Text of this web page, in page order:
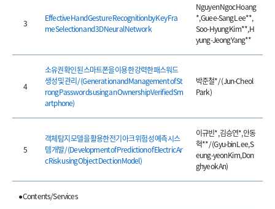
3
Effective Hand Gesture Recognition by Key Fra
me Selection and 3D Neural Network
Nguyen Ngoc Hoang
*, Guee-Sang Lee**,
Soo-Hyung Kim**, H
yung-Jeong Yang**
4
소유권 확인된 스마트폰을 이용한 강력한 패스워드
생성 및 관리 / (Generation and Management of St
rong Passwords using an Ownership Verified Sm
artphone)
박준철* / (Jun-Cheol
Park)
5
객체 탐지 모델을 활용한 전기 아크 위험성 예측 시스
템 개발 / (Development of Prediction of Electric Ar
c Risk using Object Dection Model)
이규빈*, 김승연*, 안동
혁** / (Gyu-bin Lee, S
eung-yeon Kim, Don
ghyeok An)
● Contents/Services